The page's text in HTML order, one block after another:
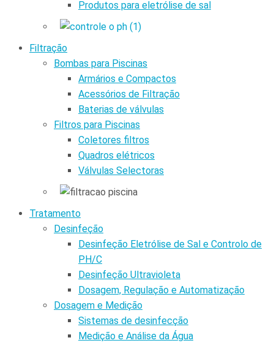
Produtos para eletrólise de sal
Filtração
Bombas para Piscinas
Armários e Compactos
Acessórios de Filtração
Baterias de válvulas
Filtros para Piscinas
Coletores filtros
Quadros elétricos
Válvulas Selectoras
Tratamento
Desinfeção
Desinfeção Eletrólise de Sal e Controlo de
PH/C
Desinfeção Ultravioleta
Dosagem, Regulação e Automatização
Dosagem e Medição
Sistemas de desinfecção
Medição e Análise da Água